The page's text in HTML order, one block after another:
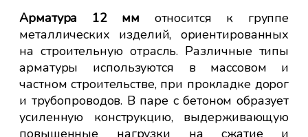
Арматура 12 мм относится к группе
металлических изделий, ориентированных
на строительную отрасль. Различные типы
арматуры используются в массовом и
частном строительстве, при прокладке дорог
и трубопроводов. В паре с бетоном образует
усиленную конструкцию, выдерживающую
повышенные нагрузки на сжатие и